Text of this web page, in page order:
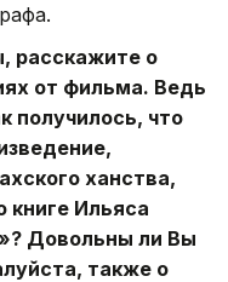
расскажите о
от фильма. Ведь
получилось, что
ханства,
книге Ильяса
Довольны ли Вы
также о